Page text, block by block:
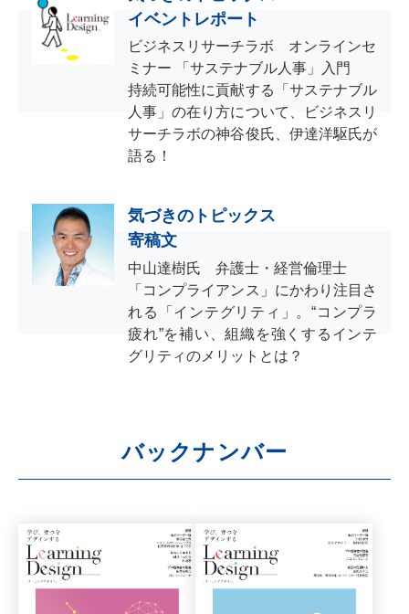
イベントレポート
ビジネスリサーチラボ オンラインセ
ミナー 「サステナブル人事」入門
持続可能性に貢献する「サステナブル
人事」の在り方について、ビジネスリ
サーチラボの神谷俊氏、伊達洋駆氏が
語る！
気づきのトピックス
寄稿文
中山達樹氏 弁護士・経営倫理士
「コンプライアンス」にかわり注目さ
れる「インテグリティ」。“コンプラ
疲れ”を補い、組織を強くするインテ
グリティのメリットとは？
バックナンバー